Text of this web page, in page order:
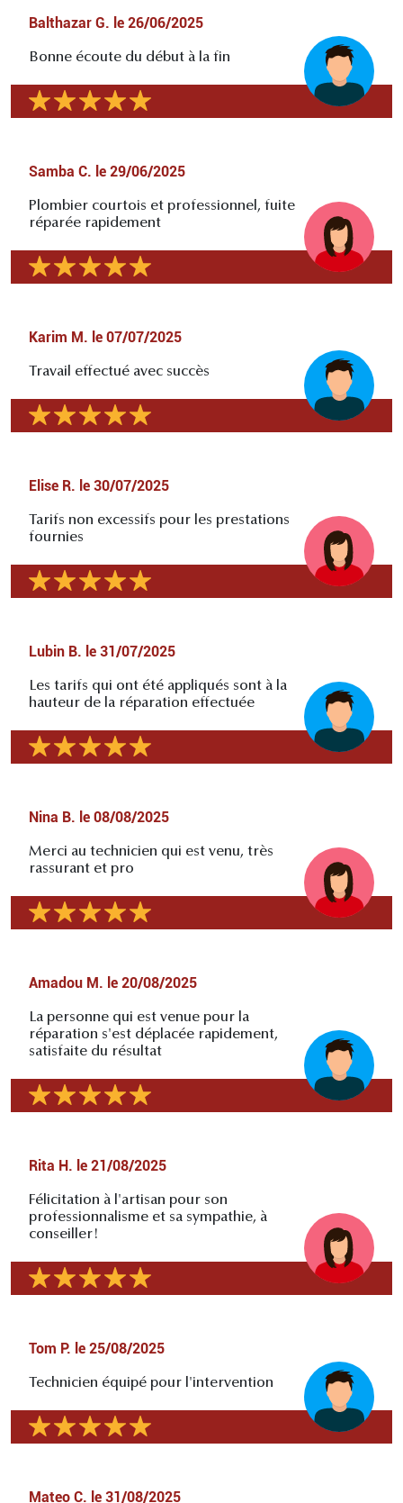
Balthazar G. le 26/06/2025
Bonne écoute du début à la fin
Samba C. le 29/06/2025
Plombier courtois et professionnel, fuite
réparée rapidement
Karim M. le 07/07/2025
Travail effectué avec succès
Elise R. le 30/07/2025
Tarifs non excessifs pour les prestations
fournies
Lubin B. le 31/07/2025
Les tarifs qui ont été appliqués sont à la
hauteur de la réparation effectuée
Nina B. le 08/08/2025
Merci au technicien qui est venu, très
rassurant et pro
Amadou M. le 20/08/2025
La personne qui est venue pour la
réparation s'est déplacée rapidement,
satisfaite du résultat
Rita H. le 21/08/2025
Félicitation à l'artisan pour son
professionnalisme et sa sympathie, à
conseiller!
Tom P. le 25/08/2025
Technicien équipé pour l'intervention
Mateo C. le 31/08/2025